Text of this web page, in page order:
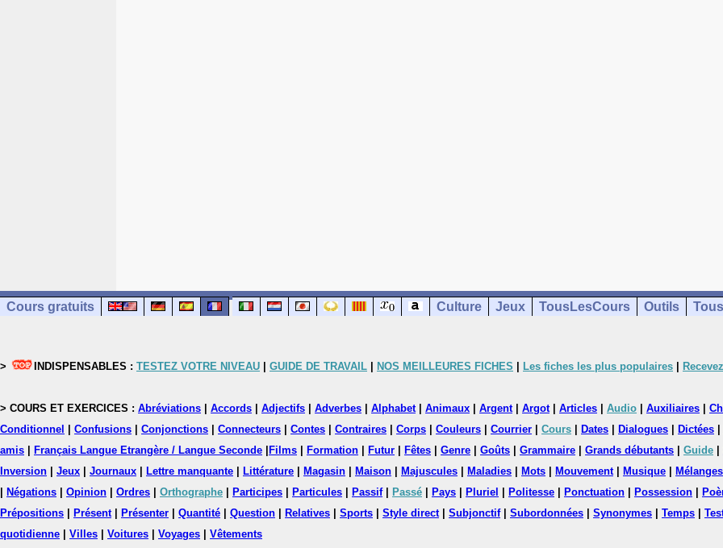
Cours gratuits Culture Jeux TousLesCours Outils
> INDISPENSABLES : TESTEZ VOTRE NIVEAU GUIDE DE TRAVAIL NOS MEILLEURES FICHES Les fiches les plus populaires
> COURS ET EXERCICES : Abréviations Accords Adjectifs Adverbes Alphabet| Animaux Argent| Argot| Articles Audio Auxiliaires
Conditionnel
Confusions Conjonctions Connecteurs Contes Contraires Corps Couleurs Courrier Cours Dates Dialogues Dictées
amis
Français Langue Etrangère / Langue Seconde Films Formation Futur Fêtes Genre Goûts Grammaire Grands débutants Guide
Inversion
Jeux Journaux Lettre manquante Littérature Magasin Maison Majuscules Maladies Mots Mouvement| Musique Mélanges
Négations Opinion Ordres Orthographe Participes Particules Passif| Passé Pays Pluriel Politesse Ponctuation Possession
Prépositions
Présent| Présenter Quantité Question Relatives Sports Style direct| Subjonctif| Subordonnées Synonymes Temps
quotidienne
Villes Voitures Voyages Vêtements